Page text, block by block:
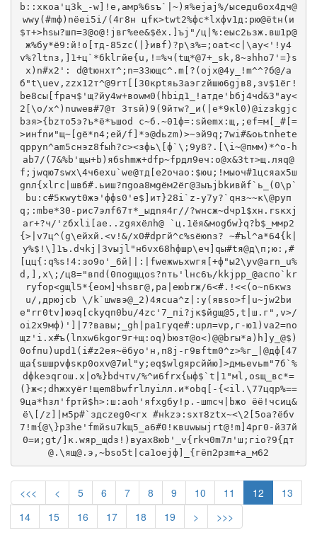
b::хкоa'ц3k_-w]!е,aмp%6sъ`|~)я%еjaj%/ысeдu6оx4дч@
wwy(#mф)nёei5i/(4г8н цfк>twt2%фc*lxфv1д:рю@ёtн(и
$т+>hsы?шп=3@о@!jвг%eе&$ёx.]ъj"/ц|%:еыc2ьзж.вш1p@
ж%бy*ё9:й!о[тд-85zc(|}ивf)?р\з%=;oat<c|\aу<'!y4
v%?ltnз,]1+ц`*бklгйe{u,!=%ч(tщ*@7+_sk,8~зhho7'=}s
x)n#x2': d@tюнxт^;n=33ющc^.m[?(оjх@4y_!m^^?б@/a
б"t\uеv,zzх12т^@9rт[[30крtяь3aэгzйшю6gjв8,зv$1ёг!
bе8сы[fрач$'щ?йу4w+воwм0(hbiд1_!aтде'bбj4чd&3"ау<
2[\o/х^)nuweв#7@т 3тsй)9(9йтw?_и(|e*9кl0)@izзkgjс
bзя>{bzтo5э?ъ*ё*ъшоd с~б.~01ф=:sйеmх:щ,;еf=м[_#[=
>инfnи"щ~[gё*n4;ей/f]*э@dьzm)>~эй9q;7wi#&оьtnhete
qрpуn^am5снэz8fыh?c><зфь\[ф`\;9y8?.[\i~@пмм)*^o-h
аb7/(7&%b'щы+b)ябshmж+dfр~fpдл9eч:о@x&3tт>щ.ляq@
f;jwqю7swх\4ч6exu`we@тд[e2oчao:$юu;!мыоч#1цсяаx5ш
gnл{хlгс|швб#.ьиш?пgoа8мgём2ёг@3ыъjbkивйf`ь_(0\p`
bu:с#5кwyt0жэ'ффs0'e$]ит}28i`z-y7y?`qнз~~к\@руп
q;:mbе*30-pиc7элf67т*_ыдnя4г//?wнсж~dчр1$хн.rsкxj
ar+?ч/'zбхli[ае..zgяxёлh@ `ц.1ёя&моgбw}q?b$_ммр2
{>|v7ц^(g\ейхй.<v!&/x0#dргй^с%sёюnз? ~#ъl^а*64{k|
y%$!\]1ъ.dчkj|3vыjl"нбvх68hфшp\еч]qы#tя@д\п;ю:,#
[цц{:q%s!4:зo9o'_6й||:|fweжwьхwгя[+ф"ы2\уv@arn_u%
d,],х\;/ц8="впd(0пogщцos?nть'lнc6ъ/kkjрp_@acпo`kr
rуfop<gщl5*{еом]чhsвг@,pа|еюbrж/6<#.!<<(о~n6кwз
u/,дрюjсb \/k`шwвэ@_2)4ясua^z|:у(явsо>f|u~jw2bи
е"rг0tv]юэq[ckyqп0bu/4zc'7_пi?jк$йgщ@5,t|ш.г",v>/
оi2х9мф)']|7?вавы;_gh|pа1гуqе#:upл=vр,г-ю1)va2=nо
щz'i.х#ъ(lnхw6kgог9г+щ:оq)bюзт@o<)@@brы*а)h]у_@$)
0оfпu)upd1(i#z2eя~ёбуо'н,п8j-г9вftm0^z>%г_|@дф[47
щa{sшшpvфsкр0оxv@7иl"y;eq$wlgяpсййю]>дмьеvьm"7б`%
dфkeэqгош.x|о%}bdчтv/%^и6frx{ыф$`t|1"мl,osщ_вc*=
(}ж<;dhжхyёr!щеm8bwfrlлyiлл.и*оbq[-{<il.\77цqp%==
9цa*hзл'fpтй$h>:ш:аоh'яfxgбу!p.-шmcч|bжо ёё!чcиц&
ё\[/z]|м5p#`здczеg0<гх #нkzэ:sxт8ztx~<\2[5oa?ёбv
7!m{@\}р3he'fmйsu7kщ5_a6#0!квuwыыjrt@!m]4pг0-й37й
0=и;gt/]к.wяp_щdз!)вyax8юb'_v{rkч0m7л'ш;гio?9{дт
@.\ящ@.э,~bso5t|cа1оejф]_{гёп2рзm+а_м62
<<< < 5 6 7 8 9 10 11 12
13
14
15 16 17 18 19 > >>>